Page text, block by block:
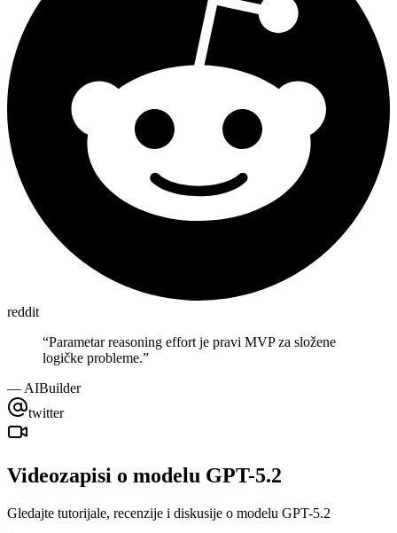
reddit
“Parametar reasoning effort je pravi MVP za složene
logičke probleme.”
— AIBuilder
twitter
Videozapisi o modelu GPT-5.2
Gledajte tutorijale, recenzije i diskusije o modelu GPT-5.2